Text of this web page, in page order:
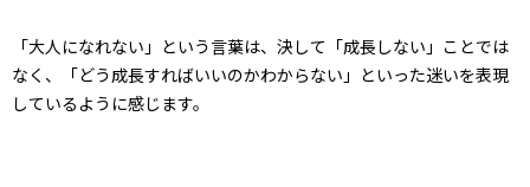
「大人になれない」という言葉は、決して「成長しない」ことでは
なく、「どう成長すればいいのかわからない」といった迷いを表現
しているように感じます。